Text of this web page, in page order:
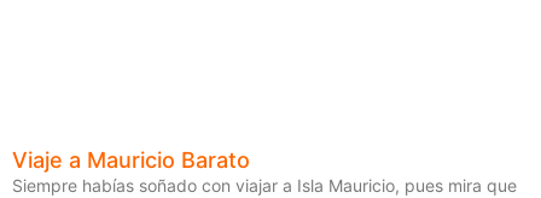
Viaje a Mauricio Barato
Siempre habías soñado con viajar a Isla Mauricio, pues mira que